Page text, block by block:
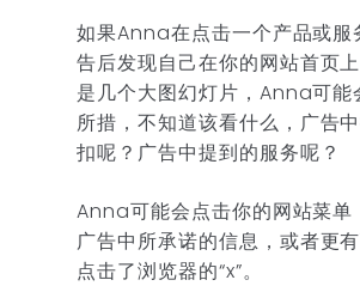
如果Anna在点击一个产品或服
告后发现自己在你的网站首页
是几个大图幻灯片，Anna可能
所措，不知道该看什么，广告
扣呢？广告中提到的服务呢？
Anna可能会点击你的网站菜单
广告中所承诺的信息，或者更
点击了浏览器的“x”。